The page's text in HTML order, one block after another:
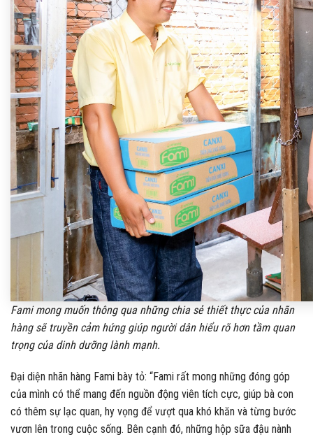
Fami mong muốn thông qua những chia sẻ thiết thực của nhãn
hàng sẽ truyền cảm hứng giúp người dân hiểu rõ hơn tầm quan
trọng của dinh dưỡng lành mạnh.
Đại diện nhãn hàng Fami bày tỏ: “Fami rất mong những đóng góp
của mình có thể mang đến nguồn động viên tích cực, giúp bà con
có thêm sự lạc quan, hy vọng để vượt qua khó khăn và từng bước
vươn lên trong cuộc sống. Bên cạnh đó, những hộp sữa đậu nành